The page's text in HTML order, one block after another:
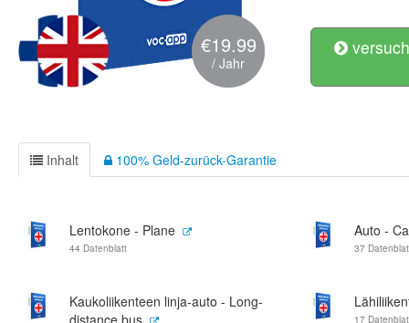
€19.99
/ Jahr
Inhalt 100% Geld-zurück-Garantie
Lentokone - Plane
44 Datenblatt
Auto -
37
Kaukoliikenteen linja-auto - Long-
distance bus
17